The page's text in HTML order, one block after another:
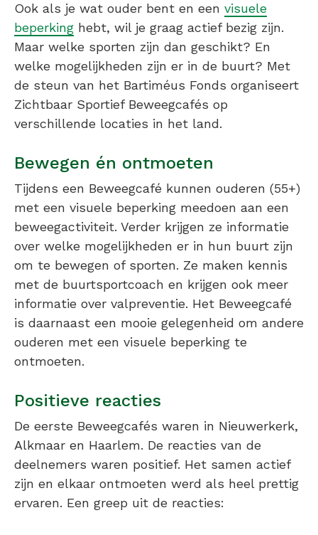
Ook als je wat ouder bent en een visuele
beperking hebt, wil je graag actief bezig zijn.
Maar welke sporten zijn dan geschikt? En
welke mogelijkheden zijn er in de buurt? Met
de steun van het Bartiméus Fonds organiseert
Zichtbaar Sportief Beweegcafés op
verschillende locaties in het land.
Bewegen én ontmoeten
Tijdens een Beweegcafé kunnen ouderen (55+)
met een visuele beperking meedoen aan een
beweegactiviteit. Verder krijgen ze informatie
over welke mogelijkheden er in hun buurt zijn
om te bewegen of sporten. Ze maken kennis
met de buurtsportcoach en krijgen ook meer
informatie over valpreventie. Het Beweegcafé
is daarnaast een mooie gelegenheid om andere
ouderen met een visuele beperking te
ontmoeten.
Positieve reacties
De eerste Beweegcafés waren in Nieuwerkerk,
Alkmaar en Haarlem. De reacties van de
deelnemers waren positief. Het samen actief
zijn en elkaar ontmoeten werd als heel prettig
ervaren. Een greep uit de reacties: